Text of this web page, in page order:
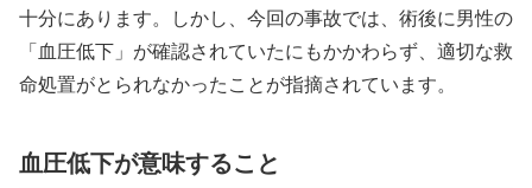
十分にあります。しかし、今回の事故では、術後に男性の
「血圧低下」が確認されていたにもかかわらず、適切な救
命処置がとられなかったことが指摘されています。
血圧低下が意味すること